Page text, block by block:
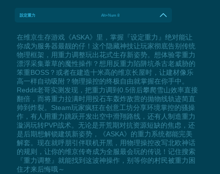
設定重力 Alt+Num 8
在维京生存游戏《ASKA》里，掌握『设定重力』绝对能让
你成为服务器最靓的仔！这个隐藏神技让玩家彻底告别传统
物理框架，用重力调整玩出花式生存新姿势。想体验零重力
漂浮采集葦草的魔性操作？想用反重力陷阱坑杀古老威胁的
笨重BOSS？或者在建造十米高的维京长屋时，让建材像乐
高一样自动吸附？物理操控的终极自由就掌握在你手中。
Reddit老哥实测发现，把重力调到0.5倍后攀爬雪山效率直接
翻倍，而将重力拉满时用投石车轰炸敌营的抛物线轨迹简直
帅到炸裂。Steam玩家疯狂在创意工坊分享环境掌控的骚操
作，有人用重力跳跃开发出空中滑翔路线，还有人制造重力
漩涡玩转PVP战术。无论是开荒期对抗资源短缺的焦虑，还
是后期想解锁建筑新姿势，《ASKA》的重力系统都能完美
解套。现在就呼朋引伴联机开黑，用物理操控改写北欧神话
的规则，让你的维京传奇成为全服最会玩的传说！记住搜索
『重力调整』就能找到这波神操作，别等你的村民被重力困
住才来后悔哦～